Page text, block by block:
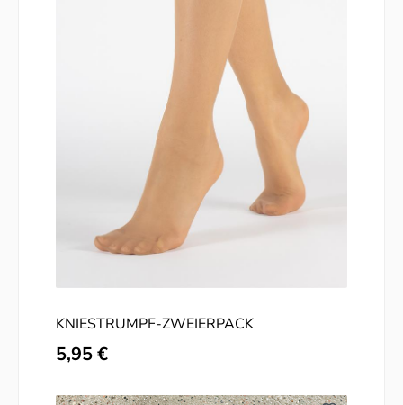
KNIESTRUMPF-ZWEIERPACK
Regulärer Preis:
5,95 €